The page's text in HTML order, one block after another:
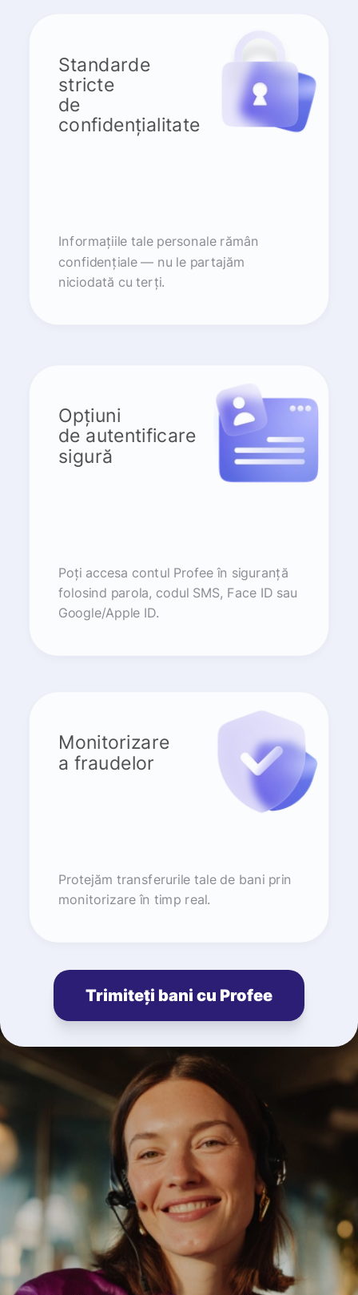
Standarde
stricte
de
confidențialitate
Informațiile tale personale rămân
confidențiale — nu le partajăm
niciodată cu terți.
Opțiuni
de autentificare
sigură
Poți accesa contul Profee în siguranță
folosind parola, codul SMS, Face ID sau
Google/Apple ID.
Monitorizare
a fraudelor
Protejăm transferurile tale de bani prin
monitorizare în timp real.
Trimiteți bani cu Profee